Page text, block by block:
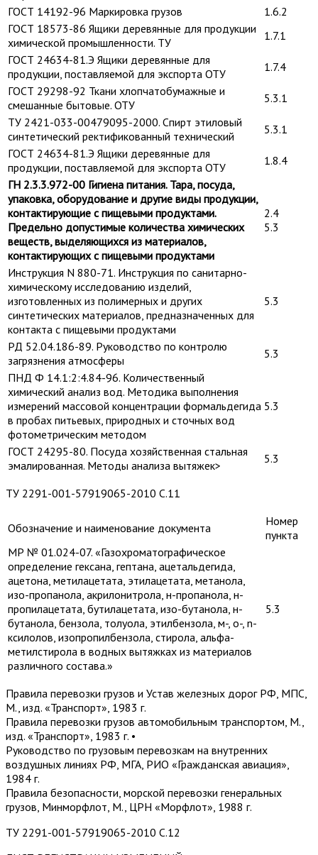
ГОСТ 14192-96 Маркировка грузов
1.6.2
ГОСТ 18573-86 Ящики деревянные для продукции
химической промышленности. ТУ
1.7.1
ГОСТ 24634-81.Э Ящики деревянные для
продукции, поставляемой для экспорта ОТУ
1.7.4
ГОСТ 29298-92 Ткани хлопчатобумажные и
смешанные бытовые. ОТУ
5.3.1
ТУ 2421-033-00479095-2000. Спирт этиловый
синтетический ректификованный технический
5.3.1
ГОСТ 24634-81.Э Ящики деревянные для
продукции, поставляемой для экспорта ОТУ
1.8.4
ГН 2.3.3.972-00 Гигиена питания. Тара, посуда,
упаковка, оборудование и другие виды продукции,
контактирующие с пищевыми продуктами.
Предельно допустимые количества химических
веществ, выделяющихся из материалов,
контактирующих с пищевыми продуктами
2.4
5.3
Инструкция N 880-71. Инструкция по санитарно-
химическому исследованию изделий,
изготовленных из полимерных и других
синтетических материалов, предназначенных для
контакта с пищевыми продуктами
5.3
РД 52.04.186-89. Руководство по контролю
загрязнения атмосферы
5.3
ПНД Ф 14.1:2:4.84-96. Количественный
химический анализ вод. Методика выполнения
измерений массовой концентрации формальдегида
в пробах питьевых, природных и сточных вод
фотометрическим методом
5.3
ГОСТ 24295-80. Посуда хозяйственная стальная
эмалированная. Методы анализа вытяжек>
5.3
ТУ 2291-001-57919065-2010 С.11
Обозначение и наименование документа
Номер
пункта
МР № 01.024-07. «Газохроматографическое
определение гексана, гептана, ацетальдегида,
ацетона, метилацетата, этилацетата, метанола,
изо-пропанола, акрилонитрола, н-пропанола, н-
пропилацетата, бутилацетата, изо-бутанола, н-
бутанола, бензола, толуола, этилбензола, м-, о-, n-
ксилолов, изопропилбензола, стирола, альфа-
метилстирола в водных вытяжках из материалов
различного состава.»
5.3
Правила перевозки грузов и Устав железных дорог РФ, МПС,
М., изд. «Транспорт», 1983 г.
Правила перевозки грузов автомобильным транспортом, М.,
изд. «Транспорт», 1983 г. •
Руководство по грузовым перевозкам на внутренних
воздушных линиях РФ, МГА, РИО «Гражданская авиация»,
1984 г.
Правила безопасности, морской перевозки генеральных
грузов, Минморфлот, М., ЦРН «Морфлот», 1988 г.
ТУ 2291-001-57919065-2010 С.12